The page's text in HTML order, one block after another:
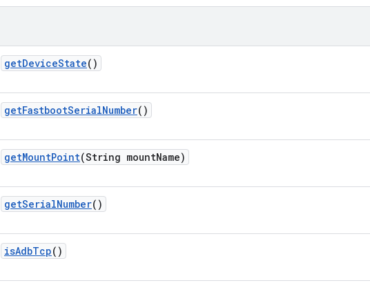
getDeviceState()
getFastbootSerialNumber()
getMountPoint(String mountName)
getSerialNumber()
isAdbTcp()